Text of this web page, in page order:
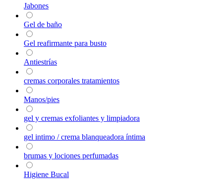
Jabones
Gel de baño
Gel reafirmante para busto
Antiestrías
cremas corporales tratamientos
Manos/pies
gel y cremas exfoliantes y limpiadora
gel intimo / crema blanqueadora íntima
brumas y lociones perfumadas
Higiene Bucal